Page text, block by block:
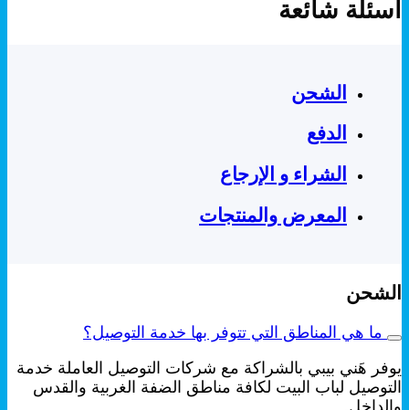
أسئلة شائعة
الشحن
الدفع
الشراء و الإرجاع
المعرض والمنتجات
الشحن
ما هي المناطق التي تتوفر بها خدمة التوصيل؟
يوفر هَني بيبي بالشراكة مع شركات التوصيل العاملة خدمة
التوصيل لباب البيت لكافة مناطق الضفة الغربية والقدس
والداخل.